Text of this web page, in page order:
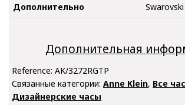
Дополнительно
Дополнительная
Reference: AK/3272RGTP
Связанные категории: Anne Klein, Все
Дизайнерские часы